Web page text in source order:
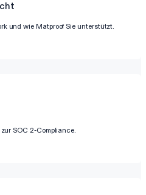
und wie Matproof Sie unterstützt.
SOC 2-Compliance.